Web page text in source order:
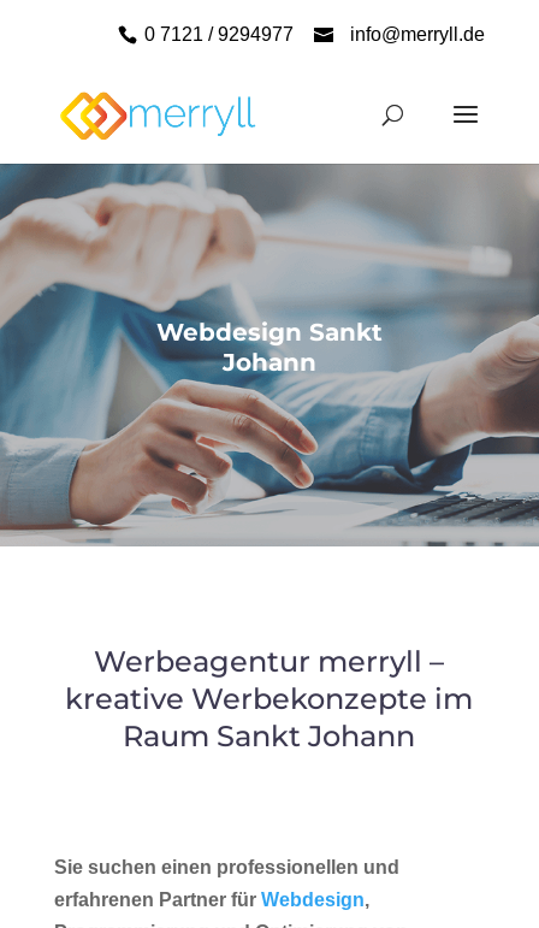
0 7121 / 9294977 info@merryll.de
Webdesign Sankt
Johann
Werbeagentur merryll –
kreative Werbekonzepte im
Raum Sankt Johann
Sie suchen einen professionellen und
erfahrenen Partner für Webdesign,